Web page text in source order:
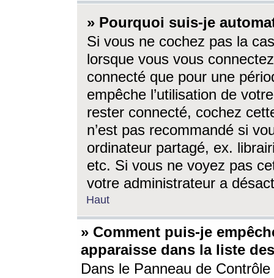
» Pourquoi suis-je
Si vous ne cochez pas la
lorsque vous vous
connecté que pour une
empêche l’utilisation de
rester connecté, cochez
n’est pas recommandé si
ordinateur partagé, ex.
etc. Si vous ne voyez pas
votre administrateur a
Haut
» Comment puis-je
apparaisse dans la liste
Dans le Panneau de